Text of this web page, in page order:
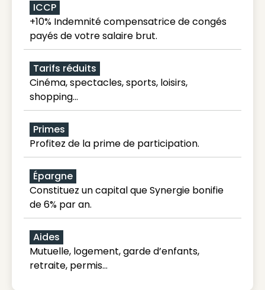
ICCP
+10% Indemnité compensatrice de congés
payés de votre salaire brut.
Tarifs réduits
Cinéma, spectacles, sports, loisirs,
shopping...
Primes
Profitez de la prime de participation.
Épargne
Constituez un capital que Synergie bonifie
de 6% par an.
Aides
Mutuelle, logement, garde d’enfants,
retraite, permis…